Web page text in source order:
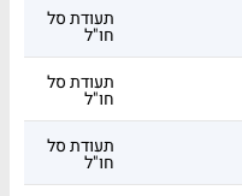
תעודת סל
חו"ל
תעודת סל
חו"ל
תעודת סל
חו"ל